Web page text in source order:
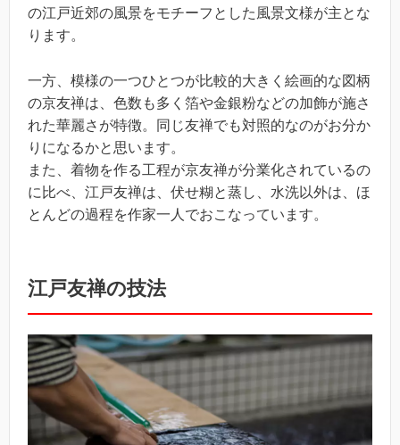
の江戸近郊の風景をモチーフとした風景文様が主とな
ります。
一方、模様の一つひとつが比較的大きく絵画的な図柄
の京友禅は、色数も多く箔や金銀粉などの加飾が施さ
れた華麗さが特徴。同じ友禅でも対照的なのがお分か
りになるかと思います。
また、着物を作る工程が京友禅が分業化されているの
に比べ、江戸友禅は、伏せ糊と蒸し、水洗以外は、ほ
とんどの過程を作家一人でおこなっています。
江戸友禅の技法